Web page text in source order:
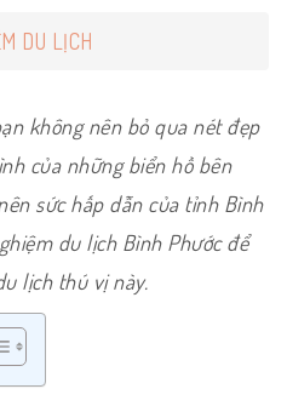
DU LỊCH
không nên bỏ qua nét đẹp
của những biển hồ bên
sức hấp dẫn của tỉnh Bình
du lịch Bình Phước để
lịch thú vị này.